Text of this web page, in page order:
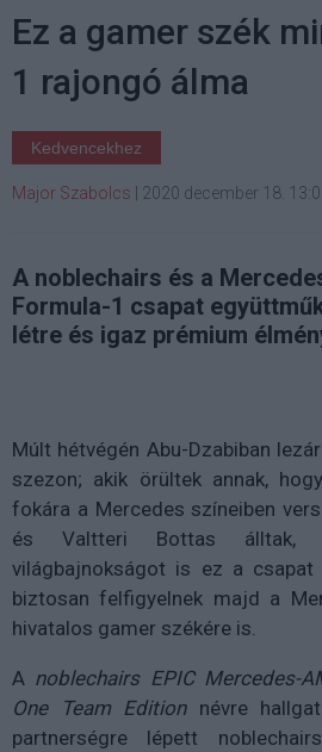
Ez a gamer szék
1 rajongó álma
Kedvencekhez
Major Szabolcs 2020 december 18.
A noblechairs és a
Formula-1 csapat
létre és igaz prémium
Múlt hétvégén Abu-Dzabiban
szezon; akik örültek annak,
fokára a Mercedes színeiben
és Valtteri Bottas álltak,
világbajnokságot is ez a csapat
biztosan felfigyelnek majd a
hivatalos gamer székére is.
A noblechairs EPIC Mercedes-
One Team Editionnévre
partnerségre lépett